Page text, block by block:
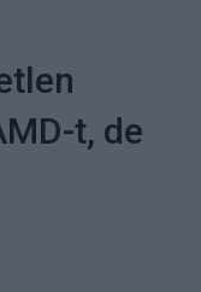
t, de